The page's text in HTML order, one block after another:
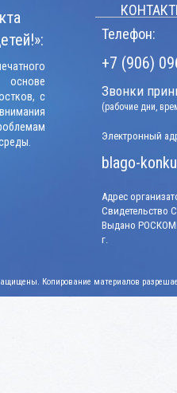
основе
с
Телефон:
+7 (906)
Звонки
(рабочие дни,
Электронный
blago-
Адрес
Свидетельство
Выдано
г.
Копирование материалов